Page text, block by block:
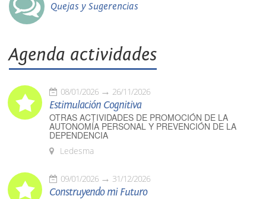
Quejas y Sugerencias
Agenda actividades
08/01/2026 26/11/2026
Estimulación Cognitiva
OTRAS ACTIVIDADES DE PROMOCIÓN DE LA
AUTONOMÍA PERSONAL Y PREVENCIÓN DE LA
DEPENDENCIA
Ledesma
09/01/2026 31/12/2026
Construyendo mi Futuro